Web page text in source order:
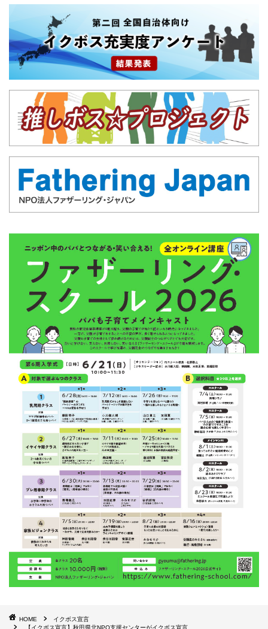
HOME
イクボス宣言